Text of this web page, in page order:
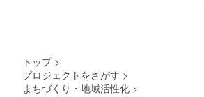
トップ >
プロジェクトをさがす >
まちづくり・地域活性化 >